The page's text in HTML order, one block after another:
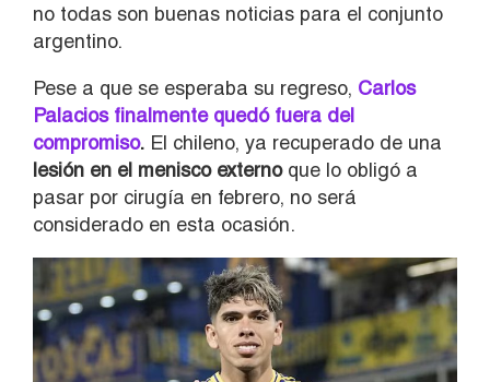
no todas son buenas noticias para el conjunto
argentino.
Pese a que se esperaba su regreso, Carlos
Palacios finalmente quedó fuera del
compromiso. El chileno, ya recuperado de una
lesión en el menisco externoque lo obligó a
pasar por cirugía en febrero, no será
considerado en esta ocasión.